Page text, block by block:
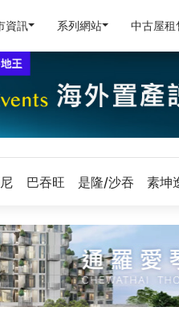
資訊 系列網站 中古屋租
巴吞旺 是隆/沙吞 素坤